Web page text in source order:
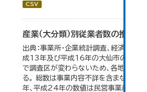
CSV
産業（大分類）別従業者数の推移
出典：事業所・企業統計調査、経済センサ
成13年及び平成16年の大仙市の数値は
で調査区が変わらないため、各地域の数
る。 総数は事業内容不詳を含まない。平
年、平成24年の数値は民営事業所のみの